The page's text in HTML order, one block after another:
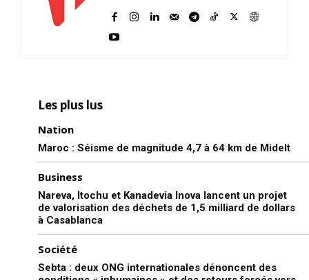
Les plus lus
Nation
Maroc : Séisme de magnitude 4,7 à 64 km de Midelt
Business
Nareva, Itochu et Kanadevia Inova lancent un projet
de valorisation des déchets de 1,5 milliard de dollars
à Casablanca
Société
Sebta : deux ONG internationales dénoncent des